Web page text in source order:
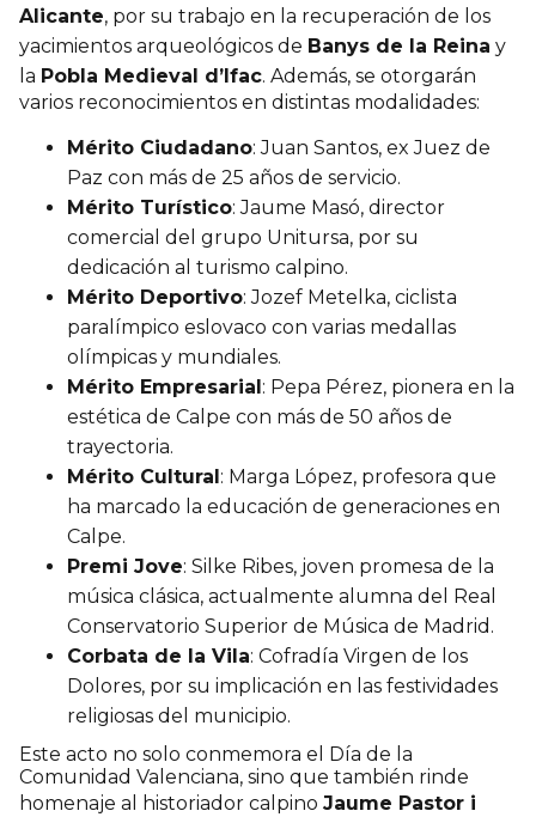
Alicante, por su trabajo en la recuperación de los
yacimientos arqueológicos de Banys de la Reina y
la Pobla Medieval d’Ifac. Además, se otorgarán
varios reconocimientos en distintas modalidades:
Mérito Ciudadano: Juan Santos, ex Juez de
Paz con más de 25 años de servicio.
Mérito Turístico: Jaume Masó, director
comercial del grupo Unitursa, por su
dedicación al turismo calpino.
Mérito Deportivo: Jozef Metelka, ciclista
paralímpico eslovaco con varias medallas
olímpicas y mundiales.
Mérito Empresarial: Pepa Pérez, pionera en la
estética de Calpe con más de 50 años de
trayectoria.
Mérito Cultural: Marga López, profesora que
ha marcado la educación de generaciones en
Calpe.
Premi Jove: Silke Ribes, joven promesa de la
música clásica, actualmente alumna del Real
Conservatorio Superior de Música de Madrid.
Corbata de la Vila: Cofradía Virgen de los
Dolores, por su implicación en las festividades
religiosas del municipio.
Este acto no solo conmemora el Día de la
Comunidad Valenciana, sino que también rinde
homenaje al historiador calpino Jaume Pastor i